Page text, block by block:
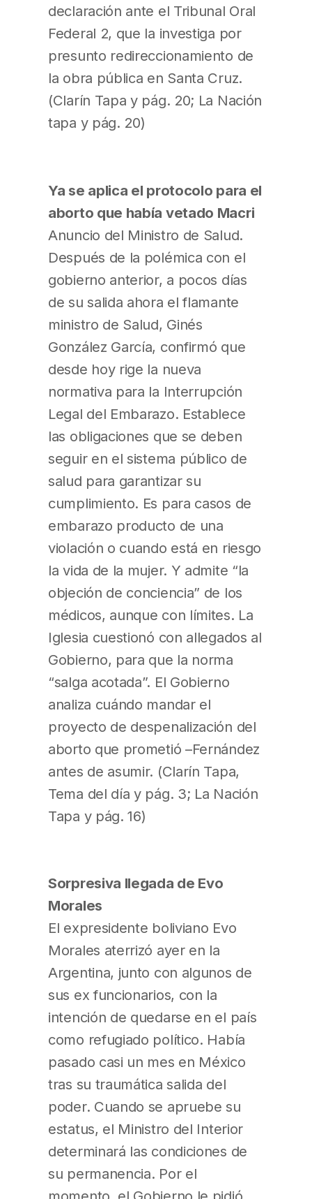
declaración ante el Tribunal Oral
Federal 2, que la investiga por
presunto redireccionamiento de
la obra pública en Santa Cruz.
(Clarín Tapa y pág. 20; La Nación
tapa y pág. 20)
Ya se aplica el protocolo para el
aborto que había vetado Macri
Anuncio del Ministro de Salud.
Después de la polémica con el
gobierno anterior, a pocos días
de su salida ahora el flamante
ministro de Salud, Ginés
González García, confirmó que
desde hoy rige la nueva
normativa para la Interrupción
Legal del Embarazo. Establece
las obligaciones que se deben
seguir en el sistema público de
salud para garantizar su
cumplimiento. Es para casos de
embarazo producto de una
violación o cuando está en riesgo
la vida de la mujer. Y admite “la
objeción de conciencia” de los
médicos, aunque con límites. La
Iglesia cuestionó con allegados al
Gobierno, para que la norma
“salga acotada”. El Gobierno
analiza cuándo mandar el
proyecto de despenalización del
aborto que prometió –Fernández
antes de asumir. (Clarín Tapa,
Tema del día y pág. 3; La Nación
Tapa y pág. 16)
Sorpresiva llegada de Evo
Morales
El expresidente boliviano Evo
Morales aterrizó ayer en la
Argentina, junto con algunos de
sus ex funcionarios, con la
intención de quedarse en el país
como refugiado político. Había
pasado casi un mes en México
tras su traumática salida del
poder. Cuando se apruebe su
estatus, el Ministro del Interior
determinará las condiciones de
su permanencia. Por el